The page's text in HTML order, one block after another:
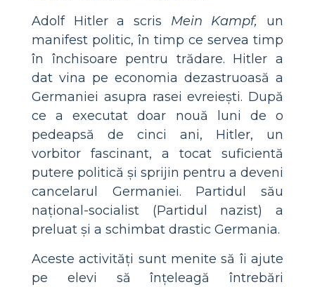
Adolf Hitler a scris Mein Kampf, un
manifest politic, în timp ce servea timp
în închisoare pentru trădare. Hitler a
dat vina pe economia dezastruoasă a
Germaniei asupra rasei evreiești. După
ce a executat doar nouă luni de o
pedeapsă de cinci ani, Hitler, un
vorbitor fascinant, a tocat suficientă
putere politică și sprijin pentru a deveni
cancelarul Germaniei. Partidul său
național-socialist (Partidul nazist) a
preluat și a schimbat drastic Germania.
Aceste activități sunt menite să îi ajute
pe elevi să înțeleagă întrebări